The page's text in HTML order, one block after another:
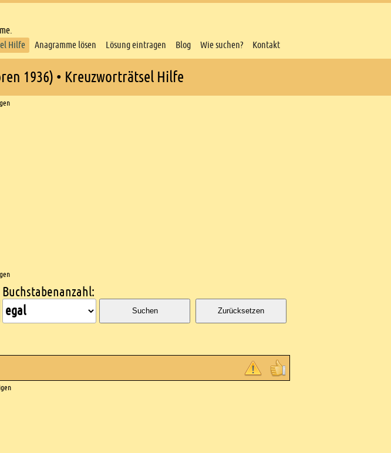
Hilfe
Anagramme lösen Lösung eintragen Blog Wie suchen? Kontakt
1936) • Kreuzworträtsel Hilfe
Buchstabenanzahl:
Suchen Zurücksetzen